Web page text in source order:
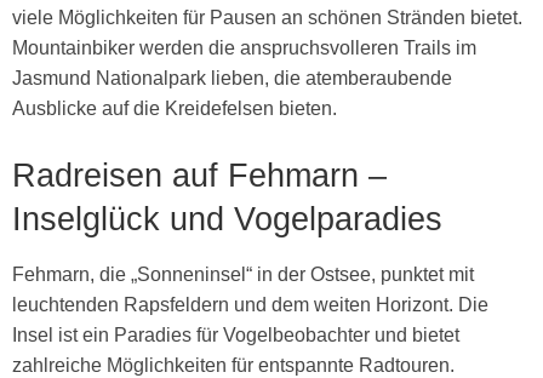
viele Möglichkeiten für Pausen an schönen Stränden bietet.
Mountainbiker werden die anspruchsvolleren Trails im
Jasmund Nationalpark lieben, die atemberaubende
Ausblicke auf die Kreidefelsen bieten.
Radreisen auf Fehmarn –
Inselglück und Vogelparadies
Fehmarn, die „Sonneninsel“ in der Ostsee, punktet mit
leuchtenden Rapsfeldern und dem weiten Horizont. Die
Insel ist ein Paradies für Vogelbeobachter und bietet
zahlreiche Möglichkeiten für entspannte Radtouren.